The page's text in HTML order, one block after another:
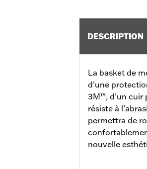
DESCRIPTION
La basket de
d’une
3M™, d’un cuir
résiste à
permettra de
nouvelle